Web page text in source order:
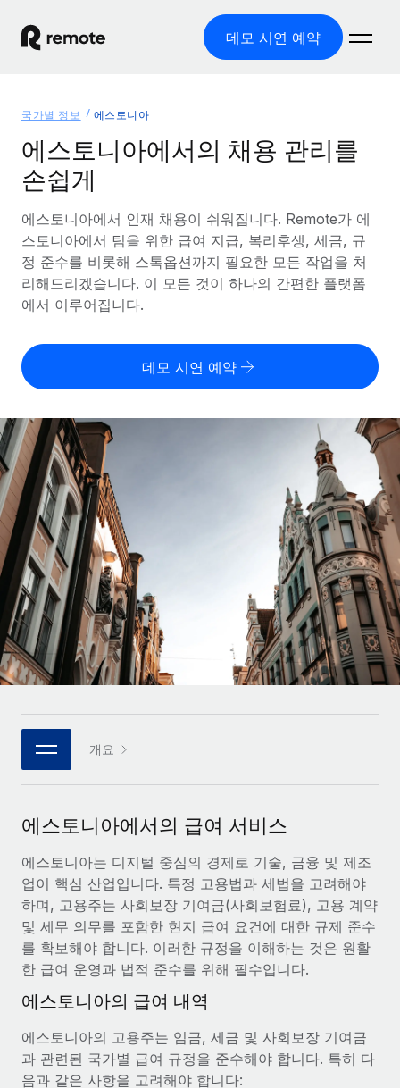
데모 시연 예약
글로벌 고용
글로벌 급여
규정을 준수하며 급여 지급을 손쉽게 처리
기록상 고용주(EOR)
법인 설립 비용 없이 전 세계로 사업을 확장
PEO
복잡한 고용 업무를 아웃소싱
인프라
Remote 통합
HR을 워크플로에 매끄럽게 통합
플랫폼
팀을 위한 통합된 핵심 HR 기능
연결 새로운
통합
핵심 비즈니스 도구로 프로세스를 간소화
전문가 상담
글로벌 인사 및 규정 준수 업무 처리에 전문가 지원 제공
신원 조사
채용 후보자 심사 프로세스 간소화
Compliance Watchtower
전 세계 IT 장비 제공 및 추적 관리
법인 설립
솔루션
글로벌 서비스 제공
국가별 정보
국가별 글로벌 채용 지원 알아보기
미국 주별 정보
Remote와 다른 솔루션 비교
다른 업체들과 비교해보기
성장 단계
스타트업
성장하는 기업을 위한 민첩한 글로벌 HR 및 급여 솔루션
중견기업
맞춤형 HR 솔루션으로 팀 확장
엔터프라이즈
대기업을 위한 글로벌 HR
REMOTE 파트너 되기
플랫폼에 글로벌 HR을 유연하게 통합
Remote와의 파트너십 기회 탐색
Remote Build 곧 제공 예정
사례 연구
리소스
도구 및 계산기
오분류 리스크 평가 도구
국가별 총 인건비 계산
글로벌 계약직을 위한 통화 옵션과 지급 소요 시간 확인
REMOTE와 함께 배우기
리서치 및 가이드
사례 연구
HR 용어집
체크리스트 및 템플릿
직무 설명 라이브러리
이벤트
급여 및 인재 인사이트
지원받기
모든 리소스 보기
글로벌 급여
EOR 및 PEO
요금
한국어
English
Nederlands
Français
Deutsch
Español
Italiano
Português (Portugal)
한국어
국가별 정보 에스토니아
에스토니아에서의 채용 관리를
손쉽게
에스토니아에서 인재 채용이 쉬워집니다. Remote가 에
스토니아에서 팀을 위한 급여 지급, 복리후생, 세금, 규
정 준수를 비롯해 스톡옵션까지 필요한 모든 작업을 처
리해드리겠습니다. 이 모든 것이 하나의 간편한 플랫폼
에서 이루어집니다.
데모 시연 예약
개요
에스토니아에서의 급여 서비스
에스토니아는 디지털 중심의 경제로 기술, 금융 및 제조
업이 핵심 산업입니다. 특정 고용법과 세법을 고려해야
하며, 고용주는 사회보장 기여금(사회보험료), 고용 계약
및 세무 의무를 포함한 현지 급여 요건에 대한 규제 준수
를 확보해야 합니다. 이러한 규정을 이해하는 것은 원활
한 급여 운영과 법적 준수를 위해 필수입니다.
에스토니아의 급여 내역
에스토니아의 고용주는 임금, 세금 및 사회보장 기여금
과 관련된 국가별 급여 규정을 준수해야 합니다. 특히 다
음과 같은 사항을 고려해야 합니다: